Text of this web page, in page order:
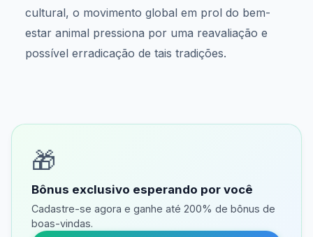
cultural, o movimento global em prol do bem-
estar animal pressiona por uma reavaliação e
possível erradicação de tais tradições.
🎁
Bônus exclusivo esperando por você
Cadastre-se agora e ganhe até 200% de bônus de
boas-vindas.